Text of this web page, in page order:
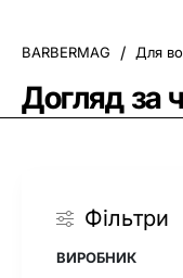
Догляд за
Для
Фільтри
ВИРОБНИК